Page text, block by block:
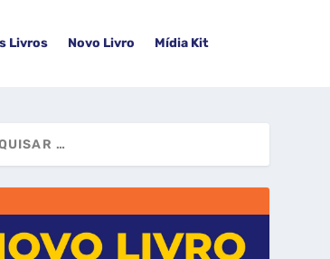
Livros Novo Livro Mídia Kit